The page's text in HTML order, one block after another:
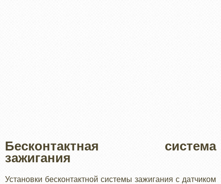
Бесконтактная система
зажигания
Установки бесконтактной системы зажигания с датчиком